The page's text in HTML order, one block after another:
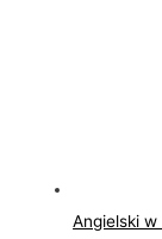
Angielski w